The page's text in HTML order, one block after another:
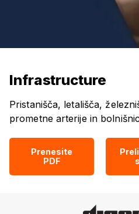
Infrastructure
Pristanišča, letališča,
prometne arterije in
Prenesite
PDF